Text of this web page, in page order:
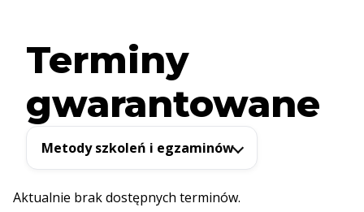
Terminy
gwarantowane
Metody szkoleń i egzaminów
Aktualnie brak dostępnych terminów.